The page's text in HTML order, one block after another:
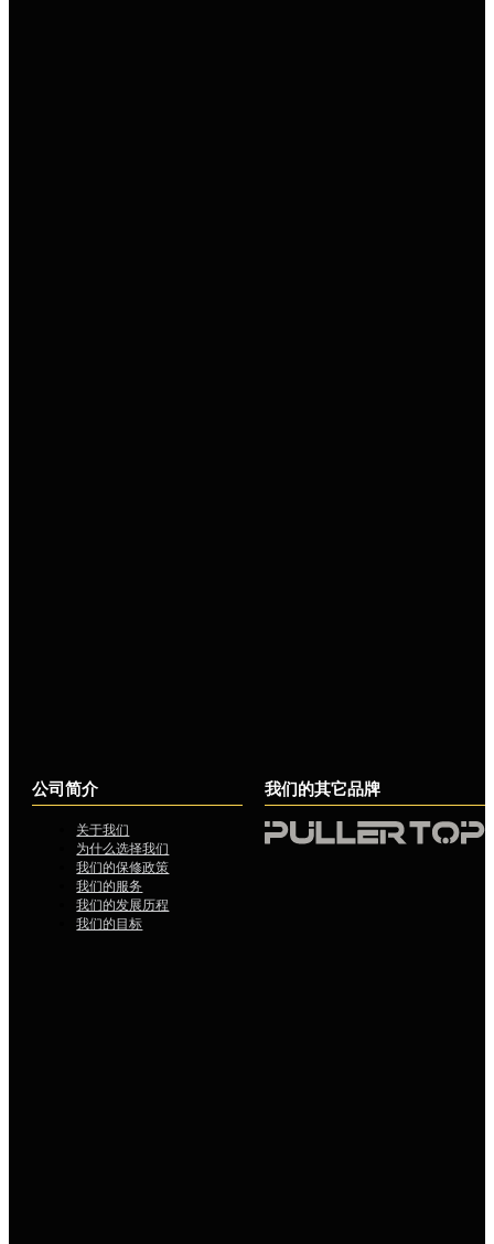
公司简介
关于我们
为什么选择我们
我们的保修政策
我们的服务
我们的发展历程
我们的其它品牌